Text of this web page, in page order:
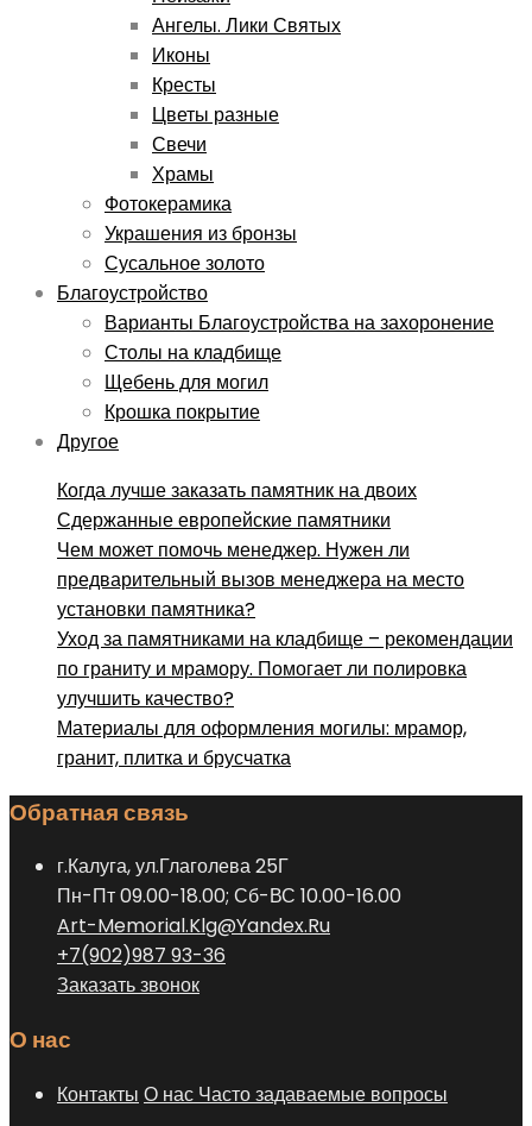
Ангелы. Лики Святых
Иконы
Кресты
Цветы разные
Свечи
Храмы
Фотокерамика
Украшения из бронзы
Сусальное золото
Благоустройство
Варианты Благоустройства на захоронение
Столы на кладбище
Щебень для могил
Крошка покрытие
Другое
Когда лучше заказать памятник на двоих
Сдержанные европейские памятники
Чем может помочь менеджер. Нужен ли
предварительный вызов менеджера на место
установки памятника?
Уход за памятниками на кладбище – рекомендации
по граниту и мрамору. Помогает ли полировка
улучшить качество?
Материалы для оформления могилы: мрамор,
гранит, плитка и брусчатка
Обратная связь
г.Калуга, ул.Глаголева 25Г
Пн-Пт 09.00-18.00; Сб-ВС 10.00-16.00
Art-Memorial.Klg@Yandex.Ru
+7(902)987 93-36
Заказать звонок
О нас
Контакты О нас Часто задаваемые вопросы